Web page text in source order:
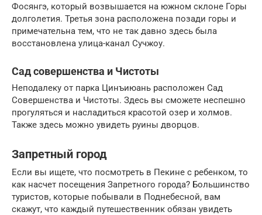
Фосянгэ, который возвышается на южном склоне Горы
долголетия. Третья зона расположена позади горы и
примечательна тем, что не так давно здесь была
восстановлена улица-канал Сучжоу.
Сад совершенства и Чистоты
Неподалеку от парка Цинъиюань расположен Сад
Совершенства и Чистоты. Здесь вы сможете неспешно
прогуляться и насладиться красотой озер и холмов.
Также здесь можно увидеть руины дворцов.
Запретный город
Если вы ищете, что посмотреть в Пекине с ребенком, то
как насчет посещения Запретного города? Большинство
туристов, которые побывали в Поднебесной, вам
скажут, что каждый путешественник обязан увидеть